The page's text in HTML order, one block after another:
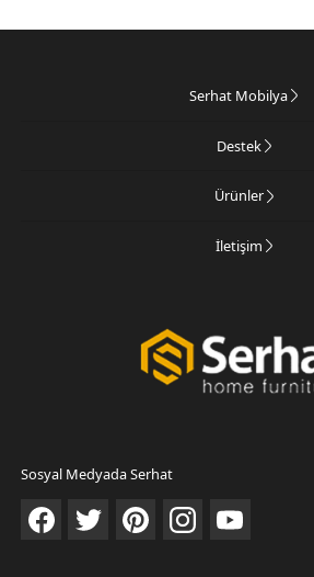
Serhat Mobilya
Destek
Ürünler
İletişim
Sosyal Medyada Serhat